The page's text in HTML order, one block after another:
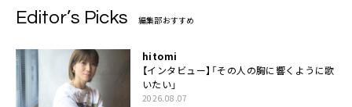
Editor’s Picks 編集部おすすめ
hitomi
【インタビュー】「その人の胸に響くように歌
いたい」
2026.08.07